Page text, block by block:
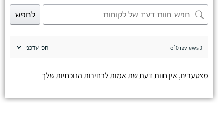
לחפש
0 of 0 reviews
מצטערים, אין חוות דעת שתואמות לבחירות הנוכחיות שלך